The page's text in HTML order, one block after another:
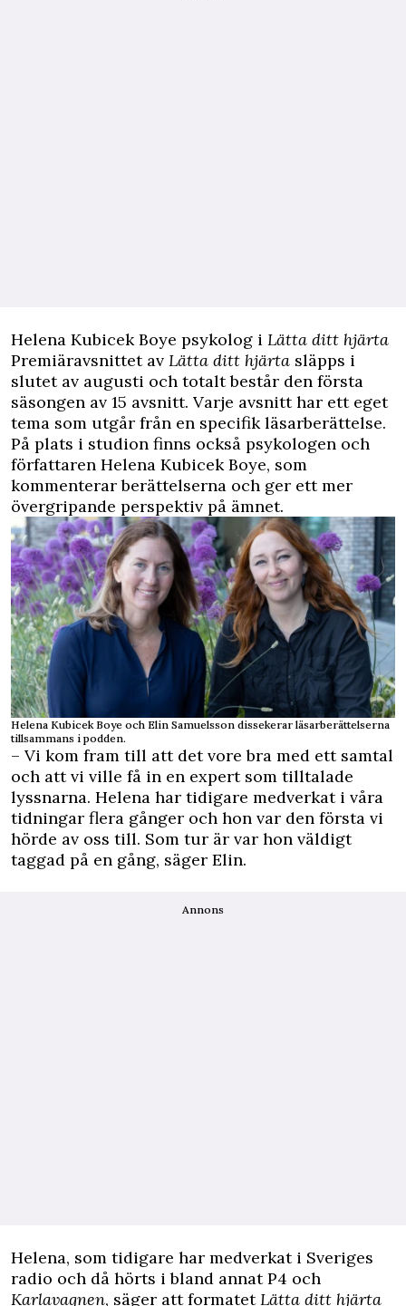
Helena Kubicek Boye psykolog i Lätta ditt hjärta
Premiäravsnittet av Lätta ditt hjärta släpps i
slutet av augusti och totalt består den första
säsongen av 15 avsnitt. Varje avsnitt har ett eget
tema som utgår från en specifik läsarberättelse.
På plats i studion finns också psykologen och
författaren Helena Kubicek Boye, som
kommenterar berättelserna och ger ett mer
övergripande perspektiv på ämnet.
Helena Kubicek Boye och Elin Samuelsson dissekerar läsarberättelserna
tillsammans i podden.
– Vi kom fram till att det vore bra med ett samtal
och att vi ville få in en expert som tilltalade
lyssnarna. Helena har tidigare medverkat i våra
tidningar flera gånger och hon var den första vi
hörde av oss till. Som tur är var hon väldigt
taggad på en gång, säger Elin.
Annons
Helena, som tidigare har medverkat i Sveriges
radio och då hörts i bland annat P4 och
Karlavagnen, säger att formatetLätta ditt hjärta